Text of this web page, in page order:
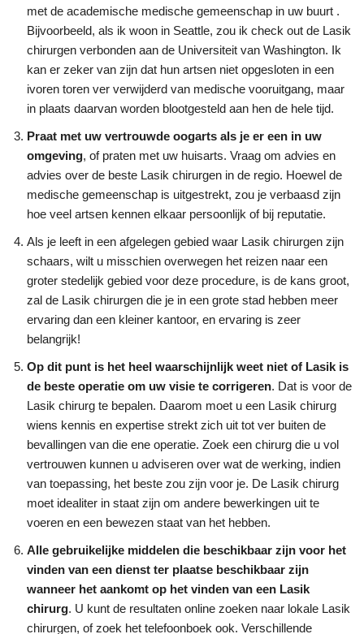
met de academische medische gemeenschap in uw buurt .
Bijvoorbeeld, als ik woon in Seattle, zou ik check out de Lasik
chirurgen verbonden aan de Universiteit van Washington. Ik
kan er zeker van zijn dat hun artsen niet opgesloten in een
ivoren toren ver verwijderd van medische vooruitgang, maar
in plaats daarvan worden blootgesteld aan hen de hele tijd.
Praat met uw vertrouwde oogarts als je er een in uw
omgeving, of praten met uw huisarts. Vraag om advies en
advies over de beste Lasik chirurgen in de regio. Hoewel de
medische gemeenschap is uitgestrekt, zou je verbaasd zijn
hoe veel artsen kennen elkaar persoonlijk of bij reputatie.
Als je leeft in een afgelegen gebied waar Lasik chirurgen zijn
schaars, wilt u misschien overwegen het reizen naar een
groter stedelijk gebied voor deze procedure, is de kans groot,
zal de Lasik chirurgen die je in een grote stad hebben meer
ervaring dan een kleiner kantoor, en ervaring is zeer
belangrijk!
Op dit punt is het heel waarschijnlijk weet niet of Lasik is
de beste operatie om uw visie te corrigeren. Dat is voor de
Lasik chirurg te bepalen. Daarom moet u een Lasik chirurg
wiens kennis en expertise strekt zich uit tot ver buiten de
bevallingen van die ene operatie. Zoek een chirurg die u vol
vertrouwen kunnen u adviseren over wat de werking, indien
van toepassing, het beste zou zijn voor je. De Lasik chirurg
moet idealiter in staat zijn om andere bewerkingen uit te
voeren en een bewezen staat van het hebben.
Alle gebruikelijke middelen die beschikbaar zijn voor het
vinden van een dienst ter plaatse beschikbaar zijn
wanneer het aankomt op het vinden van een Lasik
chirurg. U kunt de resultaten online zoeken naar lokale Lasik
chirurgen, of zoek het telefoonboek ook. Verschillende